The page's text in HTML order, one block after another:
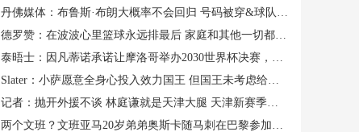
丹佛媒体：布鲁斯·布朗大概率不会回归 号码被穿&球队总薪资过高
德罗赞：在波波心里篮球永远排最后 家庭和其他一切都在篮球之前
泰晤士：因凡蒂诺承诺让摩洛哥举办2030世界杯决赛，以换取支持
Slater：小萨愿意全身心投入效力国王 但国王未考虑给他提供新约
记者：抛开外援不谈 林庭谦就是天津大腿 天津新赛季有点难
两个文班？文班亚马20岁弟弟奥斯卡随马刺在巴黎参加训练